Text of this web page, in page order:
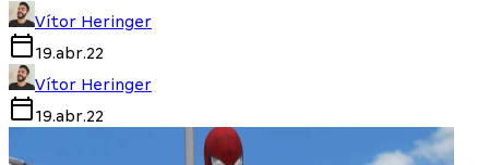
Vítor Heringer
19.abr.22
Vítor Heringer
19.abr.22